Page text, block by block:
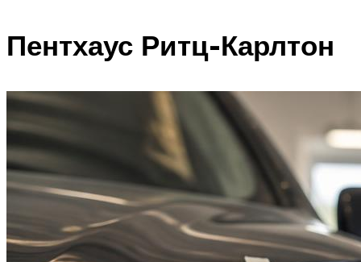
Пентхаус Ритц-Карлтон